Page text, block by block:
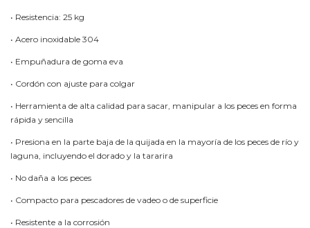
• Resistencia: 25 kg
• Acero inoxidable 304
• Empuñadura de goma eva
• Cordón con ajuste para colgar
• Herramienta de alta calidad para sacar, manipular a los peces en forma
rápida y sencilla
• Presiona en la parte baja de la quijada en la mayoría de los peces de río y
laguna, incluyendo el dorado y la tararira
• No daña a los peces
• Compacto para pescadores de vadeo o de superficie
• Resistente a la corrosión